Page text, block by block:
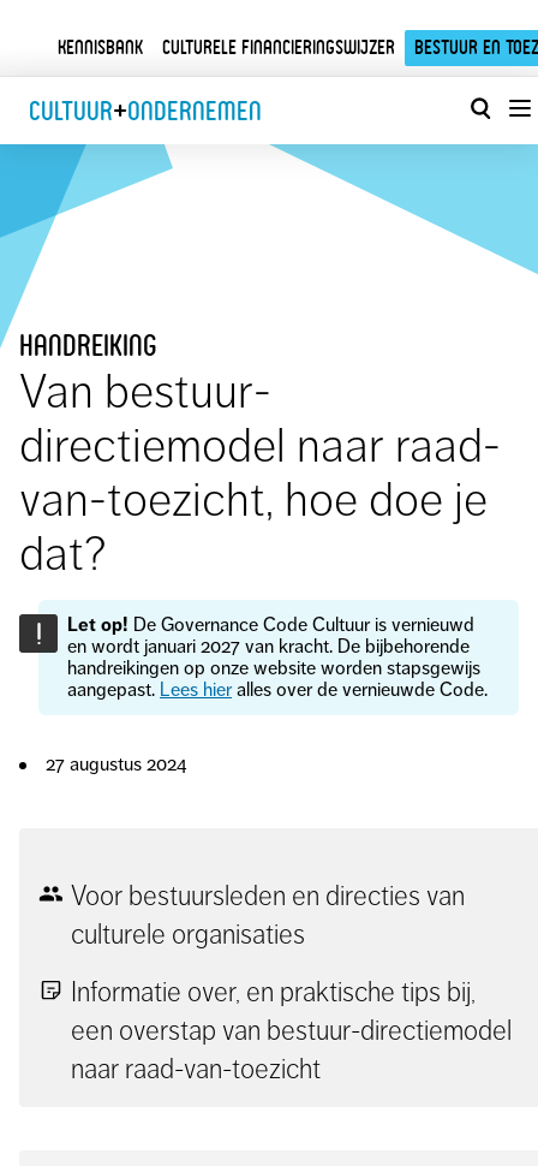
Kennisbank Culturele financieringswijzer Bestuur en
Cultuur+Ondernemen
! Let op! De Governance Code Cultuur is vernieuwd
en wordt januari 2027 van kracht. De bijbehorende
handreikingen op onze website worden stapsgewijs
aangepast. Lees hieralles over de vernieuwde Code.
handreiking
Van bestuur-
directiemodel naar raad-
van-toezicht, hoe doe je
dat?
27 augustus 2024
Voor bestuursleden en directies van
culturele organisaties
Informatie over, en praktische tips bij,
een overstap van bestuur-directiemodel
naar raad-van-toezicht